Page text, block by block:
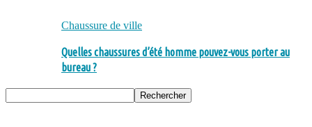
Chaussure de ville
Quelles chaussures d’été homme pouvez-vous porter au
bureau ?